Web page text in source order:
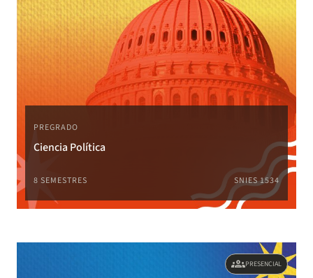
PREGRADO
Ciencia Política
8 SEMESTRES SNIES 1534
groupsPRESENCIAL